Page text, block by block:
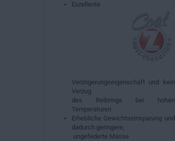
Exzellente
Verzögerungseigenschaft und kein
Verzug
des Reibrings bei hohen
Temperaturen
Erhebliche Gewichtseinsparung und
dadurch geringere,
ungefederte Masse